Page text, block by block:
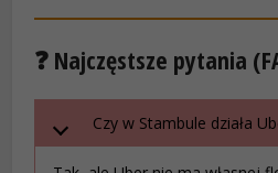
❓ Najczęstsze pytania
Czy w Stambule działa